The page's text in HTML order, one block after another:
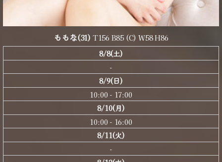
ももな(31) T156 B85 (C) W58 H86
8/8(土)
-
8/9(日)
10:00 - 17:00
8/10(月)
10:00 - 16:00
8/11(火)
-